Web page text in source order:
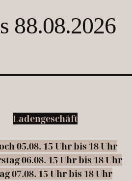
88.08.2026
Ladengeschäft
05.08. 15 Uhr bis 18 Uhr
06.08. 15 Uhr bis 18 Uhr
07.08. 15 Uhr bis 18 Uhr